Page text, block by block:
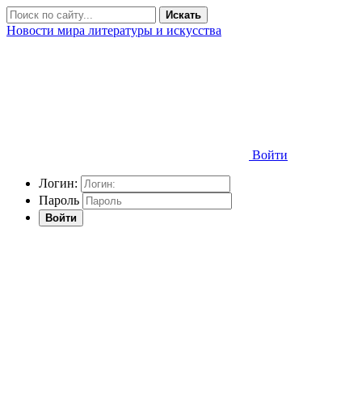
Искать
Новости мира литературы и искусства
Войти
Логин:
Пароль
Войти